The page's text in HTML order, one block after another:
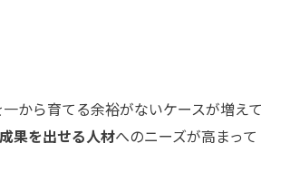
から育てる余裕がないケースが増えて
果を出せる人材へのニーズが高まって